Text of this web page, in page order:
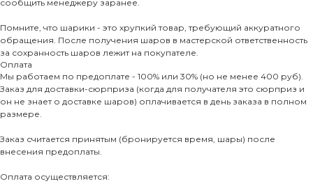
сообщить менеджеру заранее.
Помните, что шарики - это хрупкий товар, требующий аккуратного
обращения. После получения шаров в мастерской ответственность
за сохранность шаров лежит на покупателе.
Оплата
Мы работаем по предоплате - 100% или 30% (но не менее 400 руб).
Заказ для доставки-сюрприза (когда для получателя это сюрприз и
он не знает о доставке шаров) оплачивается в день заказа в полном
размере.
Заказ считается принятым (бронируется время, шары) после
внесения предоплаты.
Оплата осуществляется: